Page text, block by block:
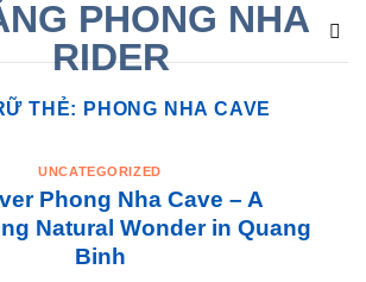
THẺ: PHONG NHA CAVE
UNCATEGORIZED
Phong Nha Cave – A
Natural Wonder in Quang
Binh